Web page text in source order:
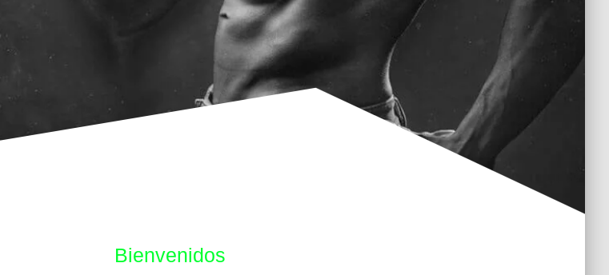
Bienvenidos